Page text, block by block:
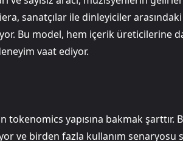
sanatçılar ile dinleyiciler arasındaki
Bu model, hem içerik üreticilerine
vaat ediyor.
yapısına bakmak şarttır.
ve birden fazla kullanım senaryosu